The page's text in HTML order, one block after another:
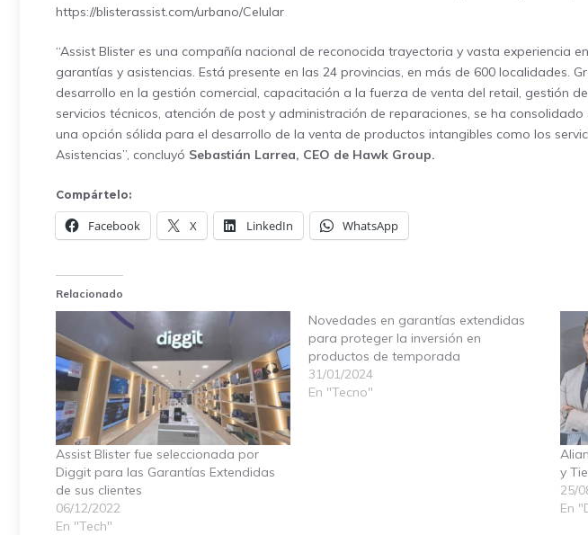
https://blisterassist.com/urbano/Celular
“Assist Blister es una compañía nacional de reconocida trayectoria y vasta experiencia
garantías y asistencias. Está presente en las 24 provincias, en más de 600 localidades.
desarrollo en la gestión comercial, capacitación a la fuerza de venta del retail, gestión
servicios técnicos, atención de post y administración de reparaciones, se ha
una opción sólida para el desarrollo de la venta de productos intangibles como los
Asistencias”, concluyó Sebastián Larrea, CEO de Hawk Group.
Compártelo:
Facebook X LinkedIn WhatsApp
Relacionado
Assist Blister fue seleccionada por
Diggit para las Garantías Extendidas
de sus clientes
06/12/2022
En "Tech"
Novedades en garantías extendidas
para proteger la inversión en
productos de temporada
31/01/2024
En "Tecno"
y
25/
En